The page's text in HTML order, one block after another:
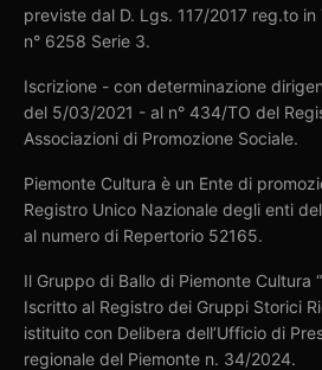
previste dal D. Lgs. 117/2017 reg.to
n° 6258 Serie 3.
Iscrizione - con determinazione
del 5/03/2021 - al n° 434/TO del
Associazioni di Promozione Sociale.
Piemonte Cultura è un Ente di
Registro Unico Nazionale degli enti
al numero di Repertorio 52165.
Il Gruppo di Ballo di Piemonte Cultura
Iscritto al Registro dei Gruppi Storici
istituito con Delibera dell’Ufficio di
regionale del Piemonte n. 34/2024.